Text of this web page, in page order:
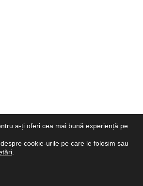
a-ți oferi cea mai bună experiență pe
cookie-urile pe care le folosim sau